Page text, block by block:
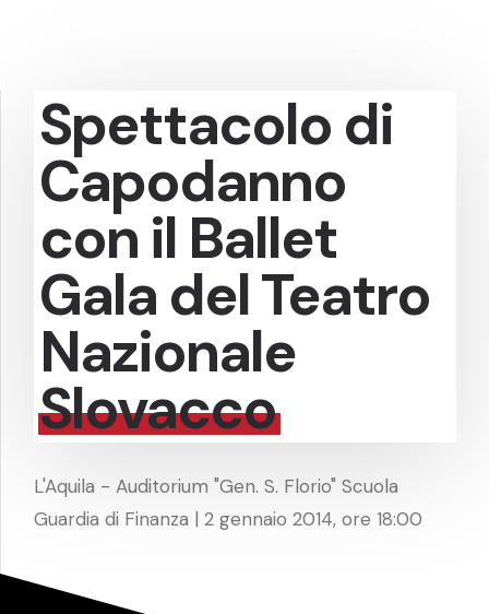
Spettacolo di
Capodanno
con il Ballet
Gala del Teatro
Nazionale
Slovacco
L'Aquila - Auditorium "Gen. S. Florio" Scuola
Guardia di Finanza | 2 gennaio 2014, ore 18:00